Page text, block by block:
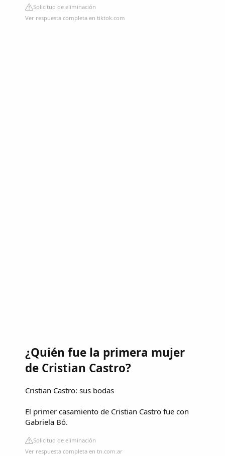
Solicitud de eliminación
Ver respuesta completa en tiktok.com
¿Quién fue la primera mujer
de Cristian Castro?
Cristian Castro: sus bodas
El primer casamiento de Cristian Castro fue con
Gabriela Bó.
Solicitud de eliminación
Ver respuesta completa en tn.com.ar